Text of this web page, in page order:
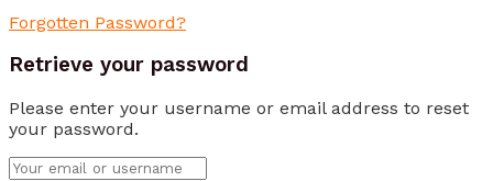
Forgotten Password?
Retrieve your password
Please enter your username or email address to reset
your password.